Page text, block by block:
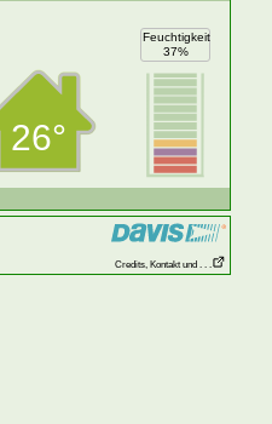
26°
Feuchtigkeit
37%
Credits, Kontakt und . . .